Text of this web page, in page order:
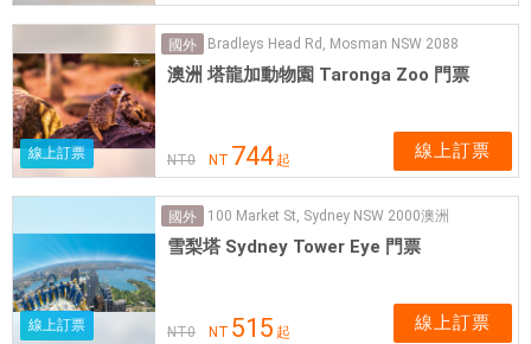
線上訂票
國外 Bradleys Head Rd, Mosman NSW 2088
澳洲 塔龍加動物園 Taronga Zoo 門票
NT0 NT 744 起 線上訂票
線上訂票
國外 100 Market St, Sydney NSW 2000澳洲
雪梨塔 Sydney Tower Eye 門票
NT0 NT 515 起 線上訂票